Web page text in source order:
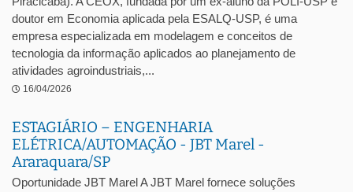
doutor em Economia aplicada pela ESALQ-USP, é uma
empresa especializada em modelagem e conceitos de
tecnologia da informação aplicados ao planejamento de
atividades agroindustriais,...
16/04/2026
ESTAGIÁRIO – ENGENHARIA
ELÉTRICA/AUTOMAÇÃO - JBT Marel -
Araraquara/SP
Oportunidade JBT Marel A JBT Marel fornece soluções